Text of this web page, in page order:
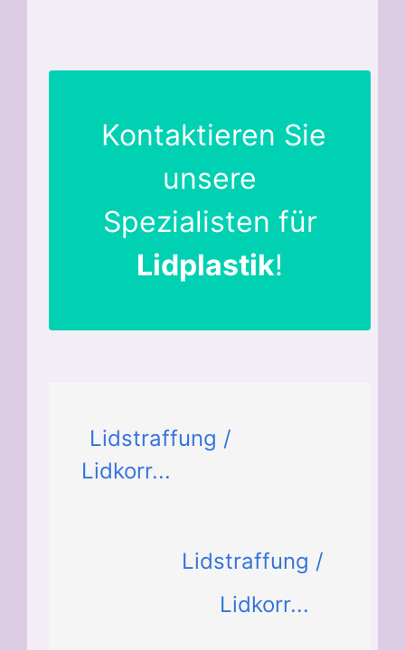
Kontaktieren Sie
unsere
Spezialisten für
Lidplastik!
Lidstraffung /
Lidkorr...
Lidstraffung /
Lidkorr...